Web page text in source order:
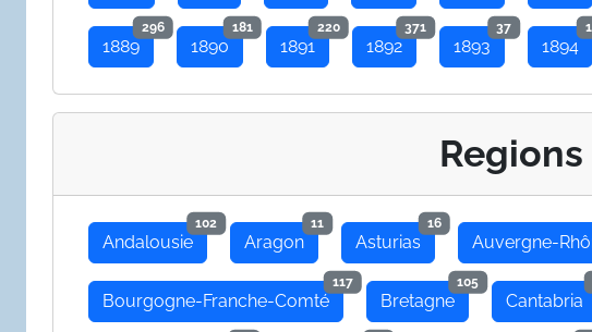
1889
296
1890
181
1891
220
1892
371
1893
37
1894
Regions
Andalousie
102
Aragon
11
Asturias
16
Auvergne-
Bourgogne-Franche-Comté
117
Bretagne
105
Cantabria